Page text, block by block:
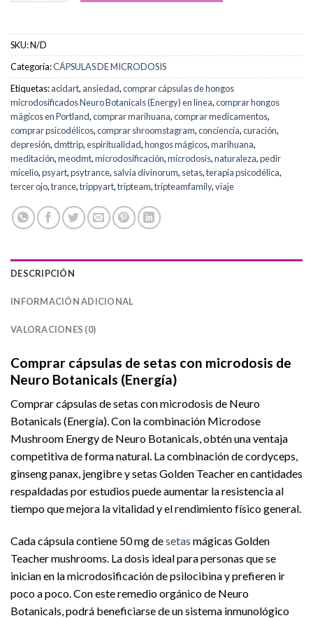
SKU:N/D
Categoría:CÁPSULAS DE MICRODOSIS
Etiquetas:acidart, ansiedad,comprar cápsulas de hongos
microdosificados Neuro Botanicals (Energy) en línea,comprar hongos
mágicos en Portland,comprar marihuana,comprar medicamentos,
comprar psicodélicos,comprar shroomstagram,conciencia,curación,
depresión,dmttrip,espiritualidad,hongos mágicos,marihuana,
meditación,meodmt,microdosificación,microdosis,naturaleza,pedir
micelio,psyart,psytrance, salvia divinorum, setas,terapia psicodélica,
tercer ojo,trance,trippyart,tripteam,tripteamfamily,viaje
DESCRIPCIÓN
INFORMACIÓN ADICIONAL
VALORACIONES (0)
Comprar cápsulas de setas con microdosis de
Neuro Botanicals (Energía)
Comprar cápsulas de setas con microdosis de Neuro
Botanicals (Energía). Con la combinación Microdose
Mushroom Energy de Neuro Botanicals, obtén una ventaja
competitiva de forma natural. La combinación de cordyceps,
ginseng panax, jengibre y setas Golden Teacher en cantidades
respaldadas por estudios puede aumentar la resistencia al
tiempo que mejora la vitalidad y el rendimiento físico general.
Cada cápsula contiene 50 mg desetas mágicas Golden
Teacher mushrooms. La dosis ideal para personas que se
inician en la microdosificación de psilocibina y prefieren ir
poco a poco. Con este remedio orgánico de Neuro
Botanicals, podrá beneficiarse de un sistema inmunológico